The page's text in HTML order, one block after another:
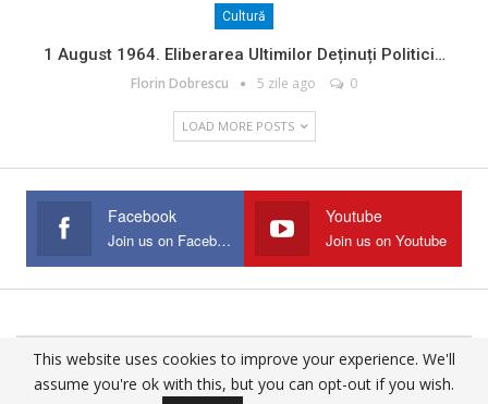
Cultură
1 August 1964. Eliberarea Ultimilor Deținuți Politici…
Florin Dobrescu 5 zile ago 0
LOAD MORE POSTS
Facebook
Join us on Facebook
Youtube
Join us on Youtube
© 2025 - All Rights Reserved.
Website Design:
This website uses cookies to improve your experience. We'll
assume you're ok with this, but you can opt-out if you wish.